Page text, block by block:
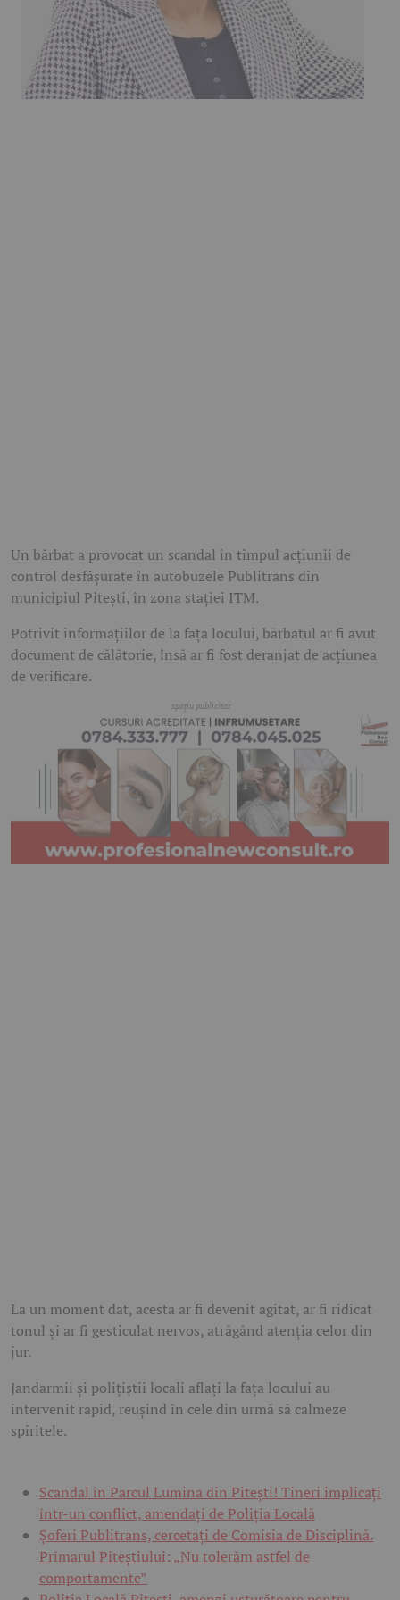
Un bărbat a provocat un scandal în timpul acțiunii de
control desfășurate în autobuzele Publitrans din
municipiul Pitești, în zona stației ITM.
Potrivit informațiilor de la fața locului, bărbatul ar fi avut
document de călătorie, însă ar fi fost deranjat de acțiunea
de verificare.
La un moment dat, acesta ar fi devenit agitat, ar fi ridicat
tonul și ar fi gesticulat nervos, atrăgând atenția celor din
jur.
Jandarmii și polițiștii locali aflați la fața locului au
intervenit rapid, reușind în cele din urmă să calmeze
spiritele.
Scandal în Parcul Lumina din Pitești! Tineri implicați
într-un conflict, amendați de Poliția Locală
Șoferi Publitrans, cercetați de Comisia de Disciplină.
Primarul Piteștiului: „Nu tolerăm astfel de
comportamente”